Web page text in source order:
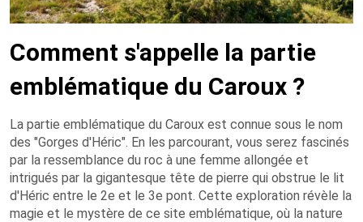
Comment s'appelle la partie
emblématique du Caroux ?
La partie emblématique du Caroux est connue sous le nom
des "Gorges d'Héric". En les parcourant, vous serez fascinés
par la ressemblance du roc à une femme allongée et
intrigués par la gigantesque tête de pierre qui obstrue le lit
d'Héric entre le 2e et le 3e pont. Cette exploration révèle la
magie et le mystère de ce site emblématique, où la nature